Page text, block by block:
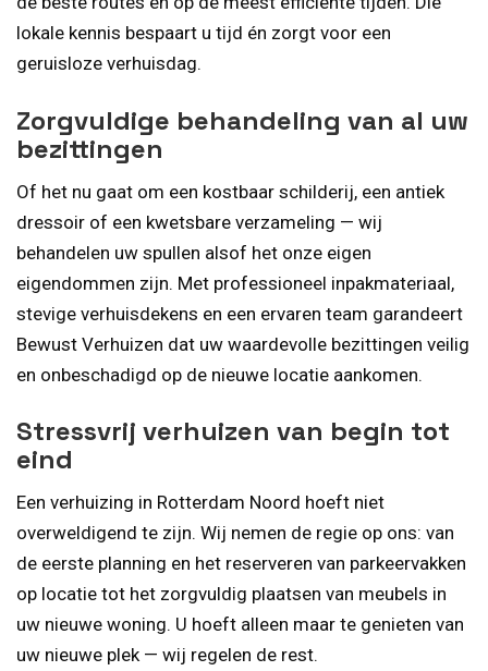
lokale kennis bespaart u tijd én zorgt voor een
geruisloze verhuisdag.
Zorgvuldige behandeling van al uw
bezittingen
Of het nu gaat om een kostbaar schilderij, een antiek
dressoir of een kwetsbare verzameling — wij
behandelen uw spullen alsof het onze eigen
eigendommen zijn. Met professioneel inpakmateriaal,
stevige verhuisdekens en een ervaren team garandeert
Bewust Verhuizen dat uw waardevolle bezittingen veilig
en onbeschadigd op de nieuwe locatie aankomen.
Stressvrij verhuizen van begin tot
eind
Een verhuizing in Rotterdam Noord hoeft niet
overweldigend te zijn. Wij nemen de regie op ons: van
de eerste planning en het reserveren van parkeervakken
op locatie tot het zorgvuldig plaatsen van meubels in
uw nieuwe woning. U hoeft alleen maar te genieten van
uw nieuwe plek — wij regelen de rest.